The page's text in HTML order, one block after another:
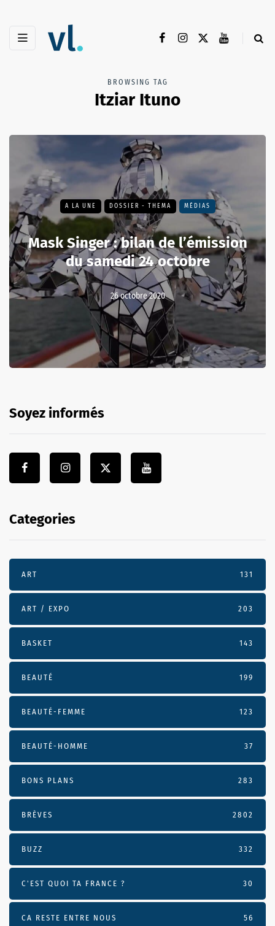
BROWSING TAG
Itziar Ituno
A LA UNE DOSSIER - THEMA MÉDIAS
Mask Singer : bilan de l’émission
du samedi 24 octobre
26 octobre 2020
Soyez informés
Categories
ART 131
ART / EXPO 203
BASKET 143
BEAUTÉ 199
BEAUTÉ-FEMME 123
BEAUTÉ-HOMME 37
BONS PLANS 283
BRÈVES 2802
BUZZ 332
C'EST QUOI TA FRANCE ? 30
CA RESTE ENTRE NOUS 56